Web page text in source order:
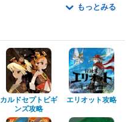
もっとみる
カルドセプトビギ
ンズ攻略
エリオット攻略